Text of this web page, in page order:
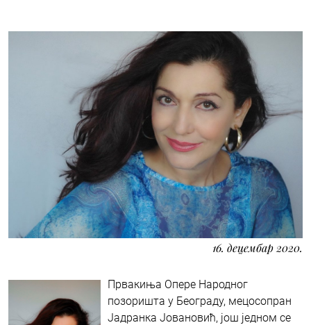
16. децембар 2020.
Првакиња Опере Народног
позоришта у Београду, мецосопран
Јадранка Јовановић, још једном се